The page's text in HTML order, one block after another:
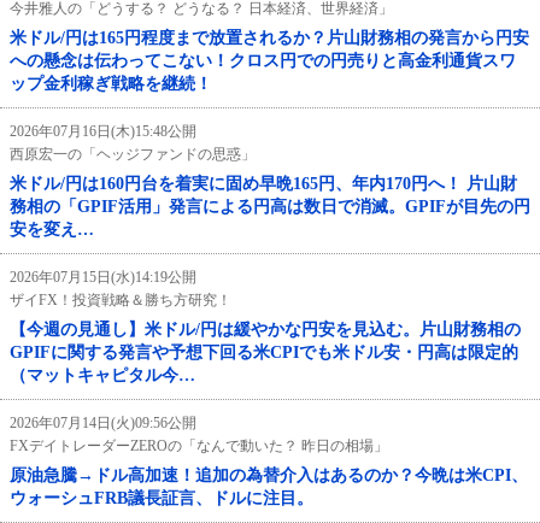
今井雅人の「どうする？ どうなる？ 日本経済、世界経済」
米ドル/円は165円程度まで放置されるか？片山財務相の発言から円安
への懸念は伝わってこない！クロス円での円売りと高金利通貨スワ
ップ金利稼ぎ戦略を継続！
2026年07月16日(木)15:48公開
西原宏一の「ヘッジファンドの思惑」
米ドル/円は160円台を着実に固め早晩165円、年内170円へ！ 片山財
務相の「GPIF活用」発言による円高は数日で消滅。GPIFが目先の円
安を変え…
2026年07月15日(水)14:19公開
ザイFX！投資戦略＆勝ち方研究！
【今週の見通し】米ドル/円は緩やかな円安を見込む。片山財務相の
GPIFに関する発言や予想下回る米CPIでも米ドル安・円高は限定的
（マットキャピタル今…
2026年07月14日(火)09:56公開
FXデイトレーダーZEROの「なんで動いた？ 昨日の相場」
原油急騰→ドル高加速！追加の為替介入はあるのか？今晩は米CPI、
ウォーシュFRB議長証言、ドルに注目。